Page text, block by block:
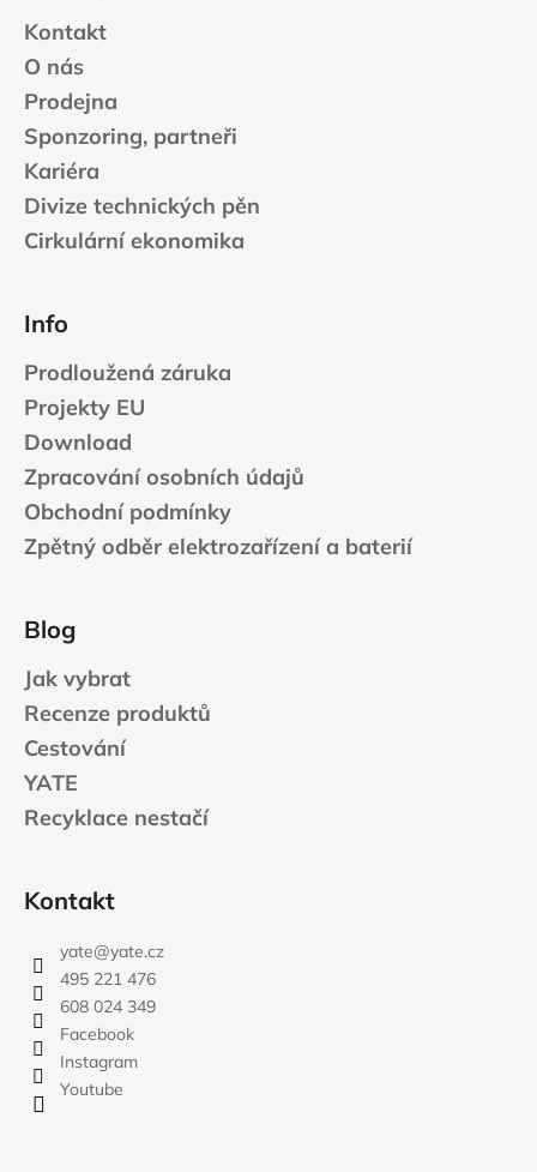
Kontakt
O nás
Prodejna
Sponzoring, partneři
Kariéra
Divize technických pěn
Cirkulární ekonomika
Info
Prodloužená záruka
Projekty EU
Download
Zpracování osobních údajů
Obchodní podmínky
Zpětný odběr elektrozařízení a baterií
Blog
Jak vybrat
Recenze produktů
Cestování
YATE
Recyklace nestačí
Kontakt
yate@yate.cz
495 221 476
608 024 349
Facebook
Instagram
Youtube